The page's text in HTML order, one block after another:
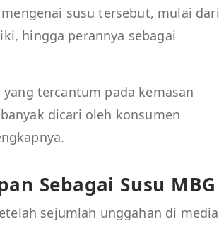
susu tersebut, mulai dari
hingga perannya sebagai
tercantum pada kemasan
dicari oleh konsumen
Sebagai Susu MBG
sejumlah unggahan di media